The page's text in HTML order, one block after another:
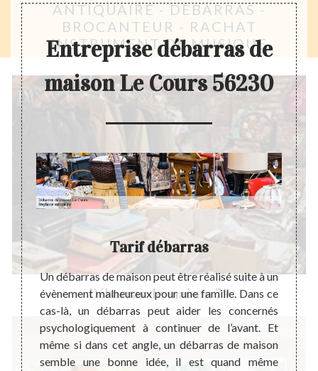
ANTIQUAIRE - DÉBARRAS -
BROCANTEUR - RACHAT
INSTRUMENT DE MUSIQUE
Débarras de maison 79
Entreprise débarras de
maison Le Cours 56230
un
le
Le
si la
Tarif débarras
Un débarras de maison peut être réalisé suite à un
évènement malheureux pour une famille. Dans ce
cas-là, un débarras peut aider les concernés
psychologiquement à continuer de l’avant. Et
même si dans cet angle, un débarras de maison
semble une bonne idée, il est quand même
très
la